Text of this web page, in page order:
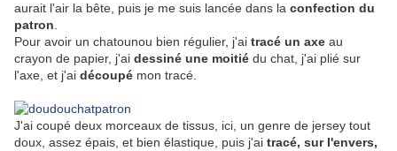
aurait l'air la bête, puis je me suis lancée dans la confection du
patron
Pour avoir un chatounou bien régulier, j'ai tracé un axe au
crayon de papier, j'ai dessiné une moitié du chat, j'ai plié sur
l'axe, et j'ai découpé mon tracé.
J'ai coupé deux morceaux de tissus, ici, un genre de jersey tout
doux, assez épais, et bien élastique, puis j'ai tracé, sur l'envers,